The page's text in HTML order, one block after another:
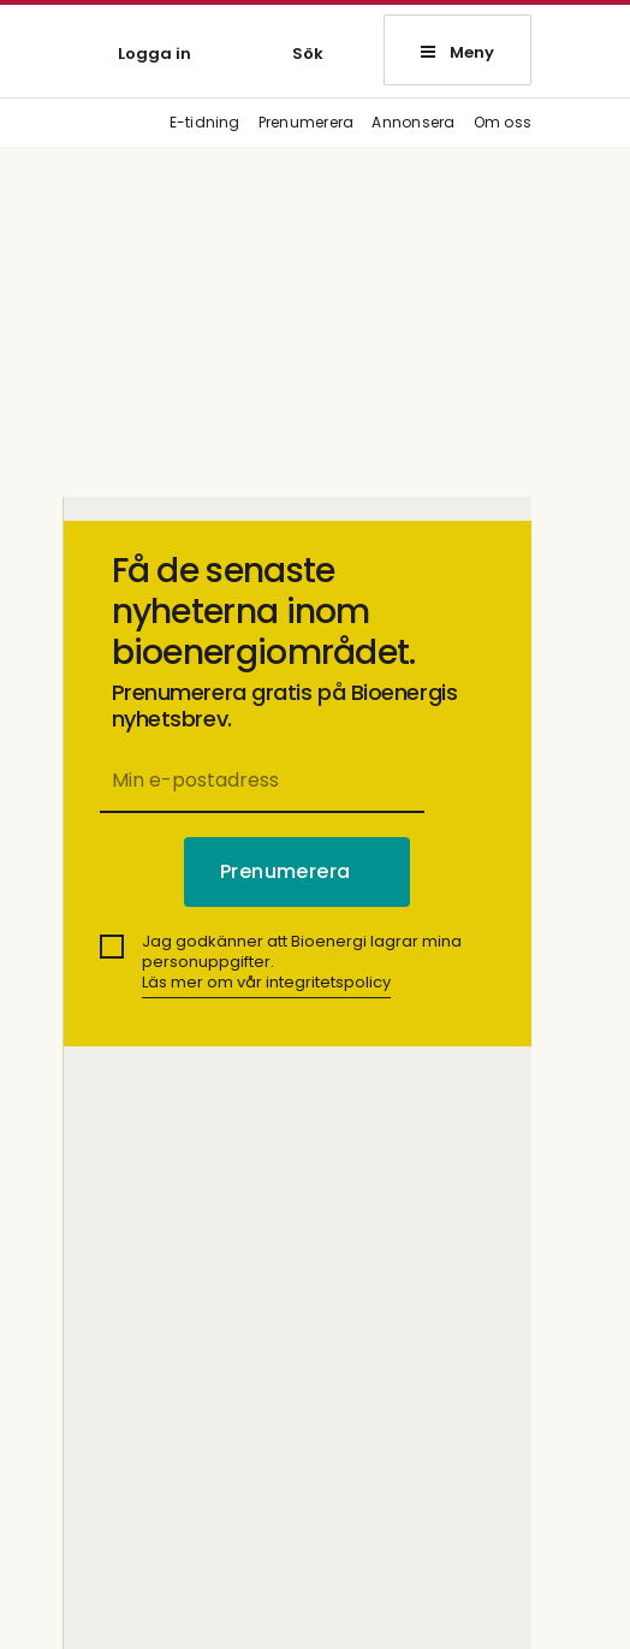
Logga in Sök Meny
E-tidning Prenumerera Annonsera Om oss
Få de senaste
nyheterna inom
bioenergiområdet.
Prenumerera gratis på Bioenergis
nyhetsbrev.
Jag godkänner att Bioenergi lagrar mina
personuppgifter.
Läs mer om vår integritetspolicy